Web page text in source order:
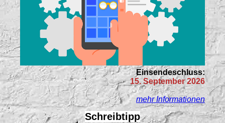
Einsendeschluss:
15. September 2026
mehr Informationen
Schreibtipp